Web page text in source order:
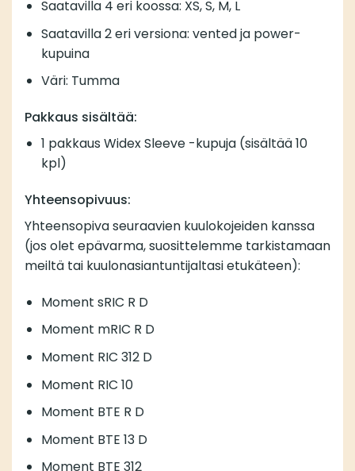
Saatavilla 4 eri koossa: XS, S, M, L
Saatavilla 2 eri versiona: vented ja power-
kupuina
Väri: Tumma
Pakkaus sisältää:
1 pakkaus Widex Sleeve -kupuja (sisältää 10
kpl)
Yhteensopivuus:
Yhteensopiva seuraavien kuulokojeiden kanssa
(jos olet epävarma, suosittelemme tarkistamaan
meiltä tai kuulonasiantuntijaltasi etukäteen):
Moment sRIC R D
Moment mRIC R D
Moment RIC 312 D
Moment RIC 10
Moment BTE R D
Moment BTE 13 D
Moment BTE 312